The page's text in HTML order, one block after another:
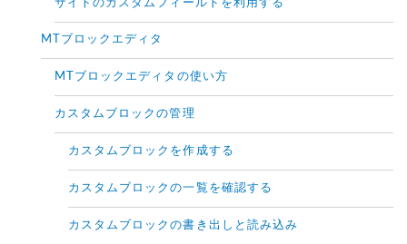
サイトのカスタムフィールドを利用する
MTブロックエディタ
MTブロックエディタの使い方
カスタムブロックの管理
カスタムブロックを作成する
カスタムブロックの一覧を確認する
カスタムブロックの書き出しと読み込み